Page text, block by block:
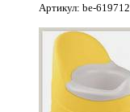
Артикул: be-619712